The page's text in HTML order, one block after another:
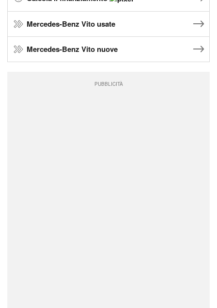
Mercedes-Benz Vito usate
Mercedes-Benz Vito nuove
PUBBLICITÀ